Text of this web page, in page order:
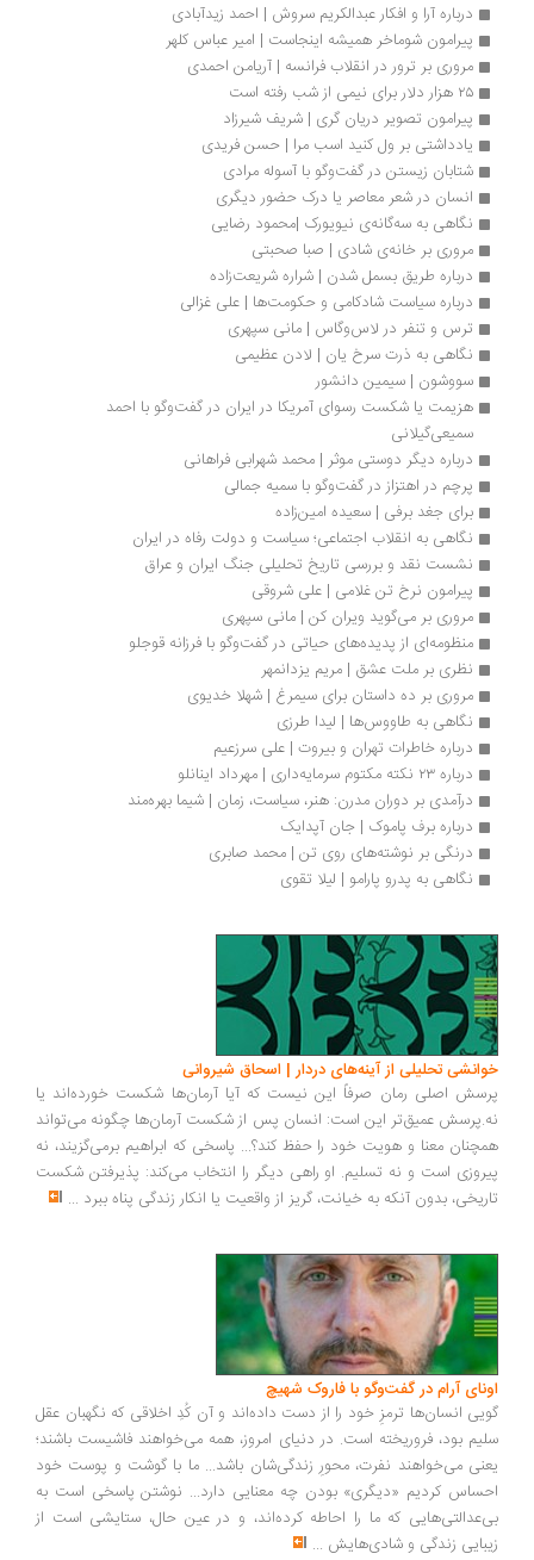
درباره آرا و افکار عبدالکریم سروش | احمد زیدآبادی
پیرامون شوماخر همیشه اینجاست | امیر عباس کلهر
مروری بر ترور در انقلاب فرانسه | آریامن احمدی
پیرامون تصویر دریان گری | شریف شیرزاد
یادداشتی بر ول کنید اسب مرا | حسن فریدی
شتابان زیستن در گفت‌وگو با آسوله مرادی
انسان در شعر معاصر یا درک حضور دیگری
نگاهی به سه‌گانه‌ی نیویورک |محمود رضایی
مروری بر خانه‌ی شادی | صبا صحبتی
درباره طریق بسمل شدن | شراره شریعت‌زاده
درباره سیاست شادکامی و حکومت‌ها | علی غزالی
ترس و تنفر در لاس‌وگاس | مانی سپهری
نگاهی به ذرت سرخ یان | لادن عظیمی
سووشون | سیمین دانشور
هزیمت یا شکست رسوای آمریکا در ایران در گفت‌وگو با احمد
سمیعی‌گیلانی
درباره دیگر دوستی موثر | محمد شهرابی فراهانی
پرچم در اهتزاز در گفت‌وگو با سمیه جمالی
برای جغد برفی | سعیده امین‌زاده
نگاهی به انقلاب اجتماعی؛ سیاست و دولت رفاه در ایران
نشست نقد و بررسی تاریخ تحلیلی جنگ ایران و عراق
پیرامون نرخ تن غلامی | علی شروقی
مروری بر می‌گوید ویران کن | مانی سپهری
منظومه‌ای از پدیده‌های حیاتی در گفت‌وگو با فرزانه قوجلو
نظری بر ملت عشق | مریم یزدانمهر
مروری بر ده داستان برای سیمرغ | شهلا خدیوی
نگاهی به طاووس‌ها | لیدا طرزی
درباره خاطرات تهران و بیروت | علی سرزعیم
درباره ۲۳ نکته مکتوم سرمایه‌داری | مهرداد اینانلو
درآمدی بر دوران مدرن: هنر، سیاست، زمان | شیما بهره‌مند
درباره برف پاموک | جان آپدایک
درنگی بر نوشته‌های روی تن | محمد صابری
نگاهی به پدرو پارامو | لیلا تقوی
تحلیلی از آینه‌های دردار | اسحاق شیروانی
اصلی رمان صرفاً این نیست که آیا آرمان‌ها شکست خورده‌اند یا
عمیق‌تر این است: انسان پس از شکست آرمان‌ها چگونه می‌تواند
معنا و هویت خود را حفظ کند؟... پاسخی که ابراهیم برمی‌گزیند، نه
است و نه تسلیم. او راهی دیگر را انتخاب می‌کند: پذیرفتن شکست
بدون آنکه به خیانت، گریز از واقعیت یا انکار زندگی پناه ببرد...
آرام در گفت‌وگو با فاروک شهیچ‭
انسان‌ها ترمزِ خود را از دست داده‌اند و آن کُدِ اخلاقی که نگهبان عقل
بود، فروریخته است. در دنیای امروز، همه می‌خواهند فاشیست باشند؛
می‌خواهند نفرت، محورِ زندگی‌شان باشد... ما با گوشت و پوست خود
کردیم «دیگری» بودن چه معنایی دارد... نوشتن پاسخی است به
که ما را احاطه کرده‌اند، و در عین حال، ستایشی است از
زندگی و شادی‌هایش...